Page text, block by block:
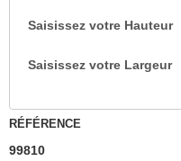
Saisissez votre Hauteur
Saisissez votre Largeur
RÉFÉRENCE
99810